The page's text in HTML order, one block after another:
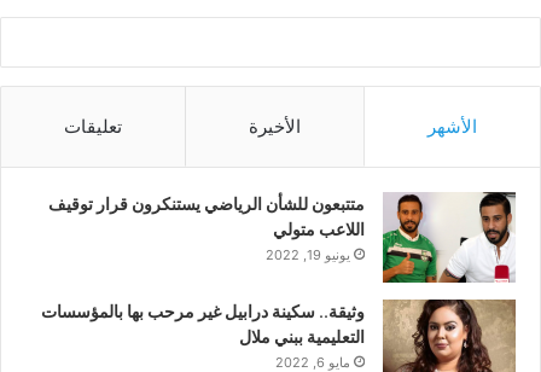
الأشهر الأخيرة تعليقات
متتبعون للشأن الرياضي يستنكرون قرار توقيف
اللاعب متولي
يونيو 19, 2022
وثيقة.. سكينة درابيل غير مرحب بها بالمؤسسات
التعليمية ببني ملال
مايو 6, 2022